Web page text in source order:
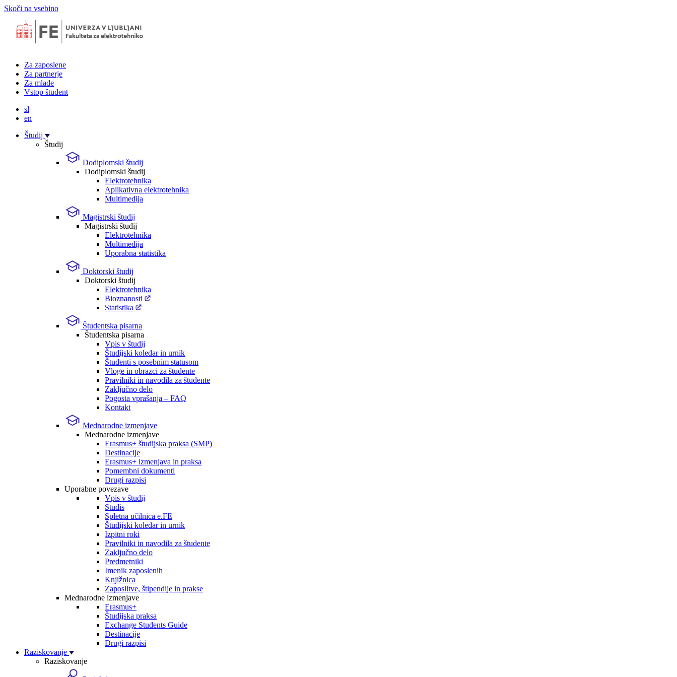
Skoči na vsebino
Za zaposlene
Za partnerje
Za mlade
Vstop študent
sl
en
Študij
Študij
Dodiplomski študij
Dodiplomski študij
Elektrotehnika
Aplikativna elektrotehnika
Multimedija
Magistrski študij
Magistrski študij
Elektrotehnika
Multimedija
Uporabna statistika
Doktorski študij
Doktorski študij
Elektrotehnika
Bioznanosti
Statistika
Študentska pisarna
Študentska pisarna
Vpis v študij
Študijski koledar in urnik
Študenti s posebnim statusom
Vloge in obrazci za študente
Pravilniki in navodila za študente
Zaključno delo
Pogosta vprašanja – FAQ
Kontakt
Mednarodne izmenjave
Mednarodne izmenjave
Erasmus+ študijska praksa (SMP)
Destinacije
Erasmus+ izmenjava in praksa
Pomembni dokumenti
Drugi razpisi
Uporabne povezave
Vpis v študij
Studis
Spletna učilnica e.FE
Študijski koledar in urnik
Izpitni roki
Pravilniki in navodila za študente
Zaključno delo
Predmetniki
Imenik zaposlenih
Knjižnica
Zaposlitve, štipendije in prakse
Mednarodne izmenjave
Erasmus+
Študijska praksa
Exchange Students Guide
Destinacije
Drugi razpisi
Raziskovanje
Raziskovanje